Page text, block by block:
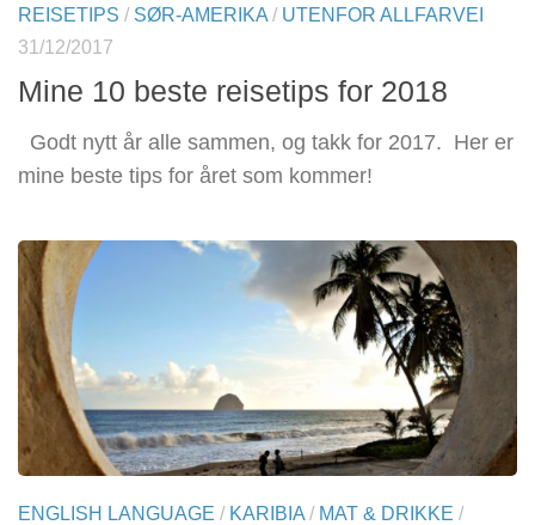
REISETIPS / SØR-AMERIKA / UTENFOR ALLFARVEI
31/12/2017
Mine 10 beste reisetips for 2018
Godt nytt år alle sammen, og takk for 2017. Her er
mine beste tips for året som kommer!
ENGLISH LANGUAGE / KARIBIA / MAT & DRIKKE /